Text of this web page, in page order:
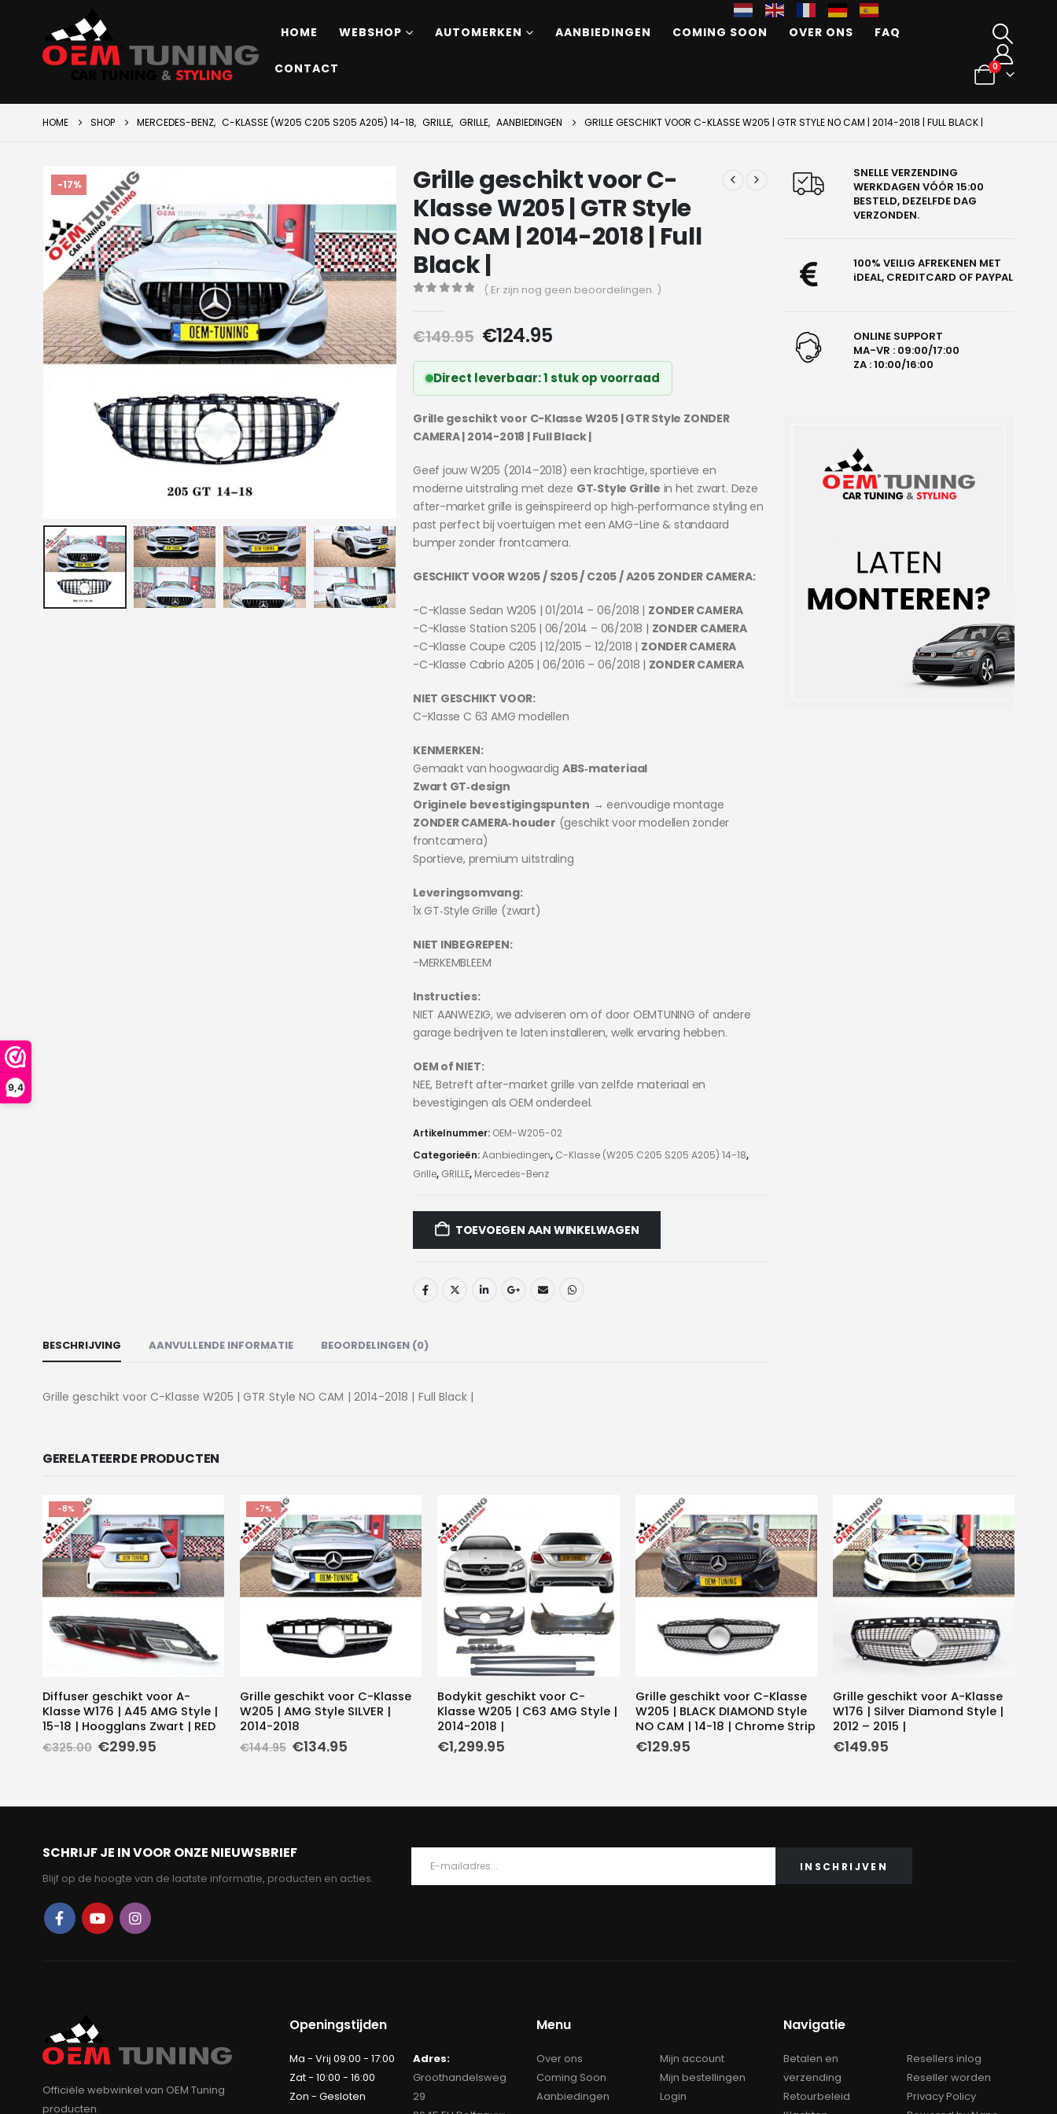
9,4
HOME WEBSHOP AUTOMERKEN AANBIEDINGEN COMING SOON OVER ONS FAQ
CONTACT 0
HOME SHOP MERCEDES-BENZ, C-KLASSE (W205 C205 S205 A205) 14-18, GRILLE, GRILLE, AANBIEDINGEN GRILLE GESCHIKT VOOR C-KLASSE W205 | GTR STYLE NO CAM | 2014-2018 | FULL BLACK |
-17%
Grille geschikt voor C-
Klasse W205 | GTR Style
NO CAM | 2014-2018 | Full
Black |
( Er zijn nog geen beoordelingen. )
€149.95 Oorspronkelijke
was:
€149.95.
€124.95Huidige
is:
€124.95.
Direct leverbaar: 1 stuk op voorraad
Grille geschikt voor C-Klasse W205 | GTR Style ZONDER
CAMERA | 2014-2018 | Full Black |
Geef jouw W205 (2014–2018) een krachtige, sportieve en
moderne uitstraling met deze GT‑Style Grille in het zwart. Deze
after-market grille is geïnspireerd op high‑performance styling en
past perfect bij voertuigen met een AMG-Line & standaard
bumper zonder frontcamera.
GESCHIKT VOOR W205 / S205 / C205 / A205 ZONDER CAMERA:
-C-Klasse Sedan W205 | 01/2014 – 06/2018 | ZONDER CAMERA
-C-Klasse Station S205 | 06/2014 – 06/2018 | ZONDER CAMERA
-C-Klasse Coupe C205 | 12/2015 – 12/2018 | ZONDER CAMERA
-C-Klasse Cabrio A205 | 06/2016 – 06/2018 | ZONDER CAMERA
NIET GESCHIKT VOOR:
C-Klasse C 63 AMG modellen
KENMERKEN:
Gemaakt van hoogwaardig ABS‑materiaal
Zwart GT‑design
Originele bevestigingspunten → eenvoudige montage
ZONDER CAMERA‑houder (geschikt voor modellen zonder
frontcamera)
Sportieve, premium uitstraling
Leveringsomvang:
1x GT‑Style Grille (zwart)
NIET INBEGREPEN:
-MERKEMBLEEM
Instructies:
NIET AANWEZIG, we adviseren om of door OEMTUNING of andere
garage bedrijven te laten installeren, welk ervaring hebben.
OEM of NIET:
NEE, Betreft after-market grille van zelfde materiaal en
bevestigingen als OEM onderdeel.
Artikelnummer: OEM-W205-02
Categorieën:Aanbiedingen, C-Klasse (W205 C205 S205 A205) 14-18,
Grille, GRILLE, Mercedes-Benz
TOEVOEGEN AAN WINKELWAGEN
BESCHRIJVING AANVULLENDE INFORMATIE BEOORDELINGEN (0)
Grille geschikt voor C-Klasse W205 | GTR Style NO CAM | 2014-2018 | Full Black |
SNELLE VERZENDING
WERKDAGEN VÓÓR 15:00
BESTELD, DEZELFDE DAG
VERZONDEN.
100% VEILIG AFREKENEN MET
iDEAL, CREDITCARD OF PAYPAL
ONLINE SUPPORT
MA-VR : 09:00/17:00
ZA : 10:00/16:00
GERELATEERDE PRODUCTEN
-8%
Diffuser geschikt voor A-
Klasse W176 | A45 AMG Style |
15-18 | Hoogglans Zwart | RED
€325.00 Oorspronkelijke
€299.95Huidige
-7%
Grille geschikt voor C-Klasse
W205 | AMG Style SILVER |
2014-2018
€144.95 Oorspronkelijke
€134.95
Bodykit geschikt voor C-
Klasse W205 | C63 AMG Style |
2014-2018 |
€1,299.95
Grille geschikt voor C-Klasse
W205 | BLACK DIAMOND Style
NO CAM | 14-18 | Chrome Strip
€129.95
Grille geschikt voor A-Klasse
W176 | Silver Diamond Style |
2012 – 2015 |
€149.95
SCHRIJF JE IN VOOR ONZE NIEUWSBRIEF
Blijf op de hoogte van de laatste informatie, producten en acties.
Officiële webwinkel van OEM Tuning
producten.
Openingstijden
Ma - Vrij 09:00 - 17:00
Zat - 10:00 - 16:00
Zon - Gesloten
Adres:
Groothandelsweg
29
Menu
Over ons
Coming Soon
Aanbiedingen
Mijn account
Mijn bestellingen
Login
Navigatie
Betalen en
verzending
Retourbeleid
Resellers inlog
Reseller worden
Privacy Policy